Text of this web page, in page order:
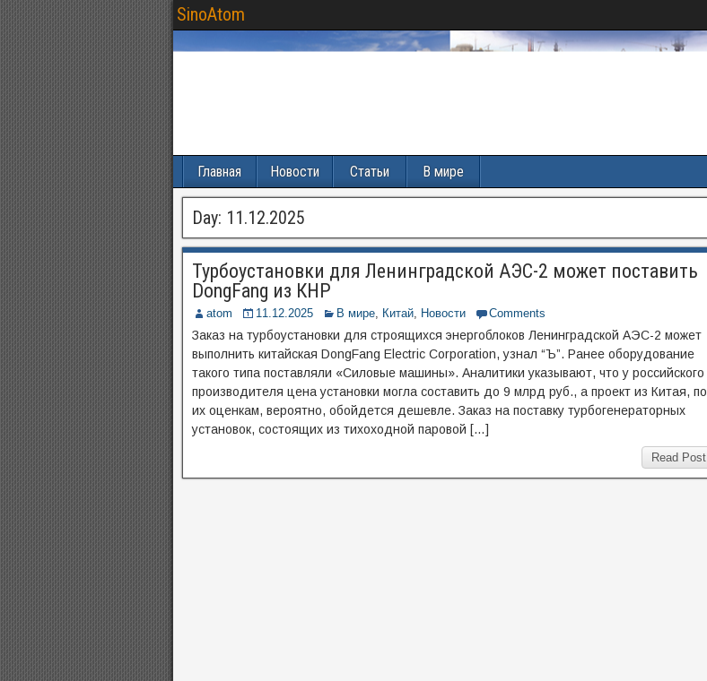
SinoAtom
Главная Новости Статьи В мире
Day: 11.12.2025
Турбоустановки для Ленинградской АЭС-2 может поставить
DongFang из КНР
atom 11.12.2025 В мире, Китай, Новости Comments
Заказ на турбоустановки для строящихся энергоблоков Ленинградской АЭС-2 может
выполнить китайская DongFang Electric Corporation, узнал “Ъ”. Ранее оборудование
такого типа поставляли «Силовые машины». Аналитики указывают, что у российского
производителя цена установки могла составить до 9 млрд руб., а проект из Китая, по
их оценкам, вероятно, обойдется дешевле. Заказ на поставку турбогенераторных
установок, состоящих из тихоходной паровой […]
Read Post